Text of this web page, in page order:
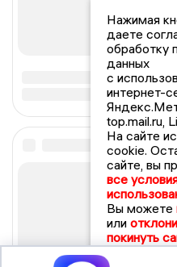
Нажимая
даете
обработку
данных
с
интернет-
top.mail.ru,
На сайте
cookie.
сайте, вы
все
Вы можете
или
покинуть